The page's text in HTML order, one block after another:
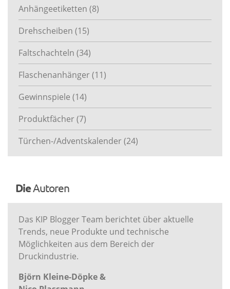
Anhängeetiketten (8)
Drehscheiben (15)
Faltschachteln (34)
Flaschenanhänger(11)
Gewinnspiele (14)
Produktfächer(7)
Türchen-/Adventskalender(24)
DieAutoren
Das KIP Blogger Team berichtet über aktuelle
Trends, neue Produkte und technische
Möglichkeiten aus dem Bereich der
Druckindustrie.
Björn Kleine-Döpke &